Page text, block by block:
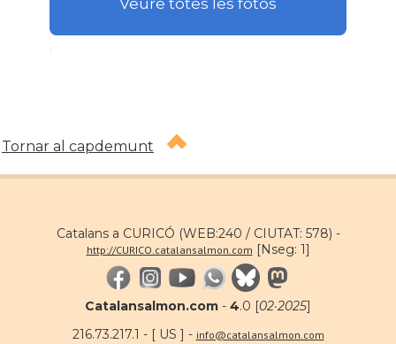
Veure totes les fotos
Tornar al capdemunt
Catalans a CURICÓ (WEB:240 / CIUTAT: 578) -
http://CURICO.catalansalmon.com [Nseg: 1]
Catalansalmon.com - 4.0 [02·2025]
216.73.217.1 - [ US ] - info@catalansalmon.com